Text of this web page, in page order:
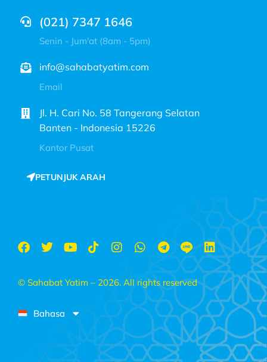
(021) 7347 1646
Senin - Jum'at (8am - 5pm)
info@sahabatyatim.com
Email
Jl. H. Cari No. 58 Tangerang Selatan
Banten - Indonesia 15226
Kantor Pusat
PETUNJUK ARAH
© Sahabat Yatim – 2026. All rights reserved
Bahasa